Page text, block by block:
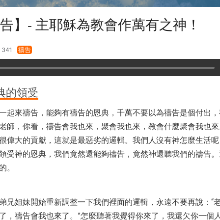
】- 主耶穌為教會作萬有之神！
341 禱告
的領受
起來禱告，能夠有禱告的恩典，千萬不要以為禱告是個付出
師，你看，禱告會我也來，聚會我也來，教會什麼聚會我也
偉大的貢獻，這就是最惡劣的邏輯。我們人沒有神怎麼生活
受神的恩典，我們竟然還能夠禱告，竟然神還聽我們的禱告
。
兄姐妹開始重新調整一下我們裡面的邏輯，永遠不要再說：“
，禱告會我也來了。”怎麼聽著我覺得你來了，我還欠你一個